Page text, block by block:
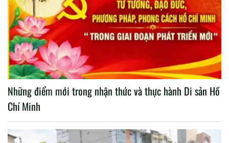
Những điểm mới trong nhận thức và thực hành Di sản Hồ
Chí Minh